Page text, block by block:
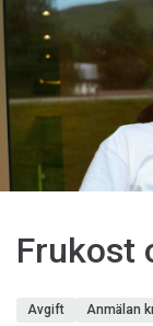
Frukost
Avgift Anmälan